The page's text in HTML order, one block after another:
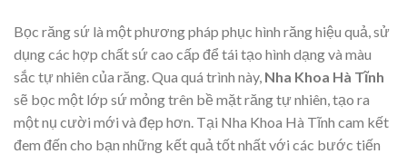
Bọc răng sứ là một phương pháp phục hình răng hiệu quả, sử
dụng các hợp chất sứ cao cấp để tái tạo hình dạng và màu
sắc tự nhiên của răng. Qua quá trình này, Nha Khoa Hà Tĩnh
sẽ bọc một lớp sứ mỏng trên bề mặt răng tự nhiên, tạo ra
một nụ cười mới và đẹp hơn. Tại Nha Khoa Hà Tĩnh cam kết
đem đến cho bạn những kết quả tốt nhất với các bước tiến